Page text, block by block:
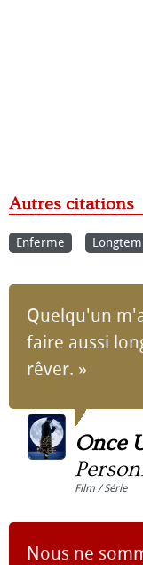
Autres citations
Enferme
Quelqu'un
faire aussi
rêver. »
Once
Film / Série
Nous ne